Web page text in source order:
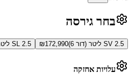
בחר גירסה
SV 2.5 ליטר (דור 6) ₪172,990 SL 2.5 ליטר (דור 6)
עלויות אחזקה